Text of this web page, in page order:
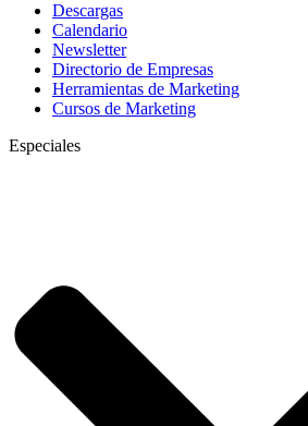
Descargas
Calendario
Newsletter
Directorio de Empresas
Herramientas de Marketing
Cursos de Marketing
Especiales